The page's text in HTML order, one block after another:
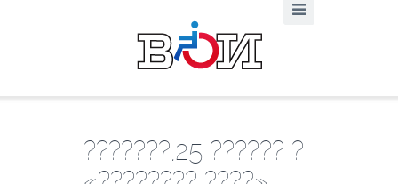
???????,25 ?????? ?